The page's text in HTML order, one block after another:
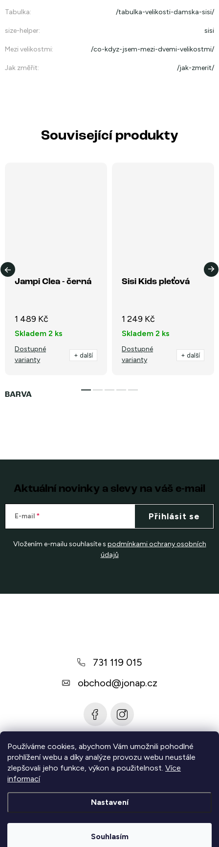
Používáme cookies, abychom Vám umožnili pohodlné
prohlížení webu a díky analýze provozu webu neustále
zlepšovali jeho funkce, výkon a použitelnost. Více
informací
Nastavení
Souhlasím
Tabulka: /tabulka-velikosti-damska-sisi/
size-helper: sisi
Mezi velikostmi: /co-kdyz-jsem-mezi-dvemi-velikostmi/
Jak změřit: /jak-zmerit/
Související produkty
Jampi Clea - černá
1 489 Kč
Skladem 2 ks
Dostupné
varianty
+ další
Sisi Kids pleťová
1 249 Kč
Skladem 2 ks
Dostupné
varianty
+ další
Aktuální novinky a slevy na váš e-mail
E-mail
Vložením e-mailu souhlasíte s podmínkami ochrany osobních
údajů
Přihlásit se
731 119 015
obchod@jonap.cz
Informace pro vás
Zjistěte více
vyhrazena.Upravit nastavení cookies